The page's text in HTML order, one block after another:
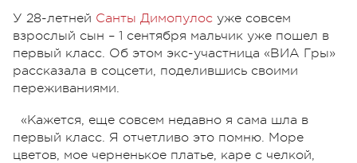
У 28-летней Санты Димопулос уже совсем
взрослый сын – 1 сентября мальчик уже пошел в
первый класс. Об этом экс-участница «ВИА Гры»
рассказала в соцсети, поделившись своими
переживаниями.
«Кажется, еще совсем недавно я сама шла в
первый класс. Я отчетливо это помню. Море
цветов, мое черненькое платье, каре с челкой,